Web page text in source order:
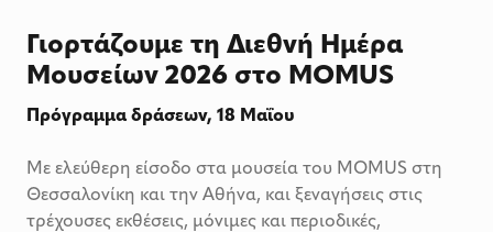
Γιορτάζουμε τη Διεθνή Ημέρα
Μουσείων 2026 στο MOMUS
Πρόγραμμα δράσεων, 18 Μαΐου
Με ελεύθερη είσοδο στα μουσεία του MOMUS στη
Θεσσαλονίκη και την Αθήνα, και ξεναγήσεις στις
τρέχουσες εκθέσεις, μόνιμες και περιοδικές,